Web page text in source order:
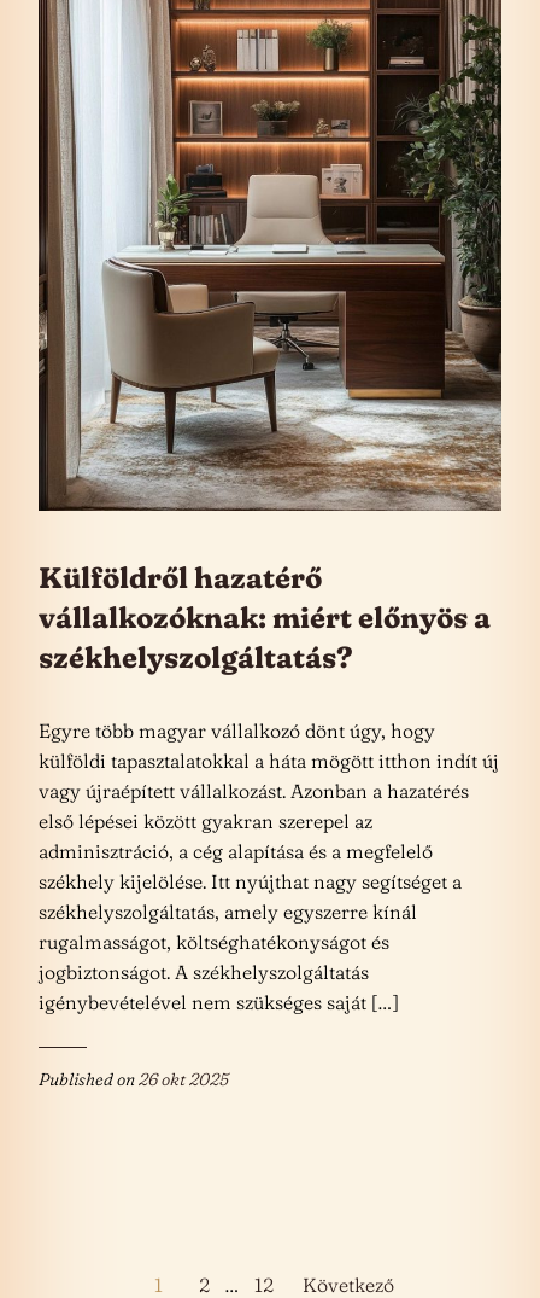
Külföldről hazatérő
vállalkozóknak: miért előnyös a
székhelyszolgáltatás?
Egyre több magyar vállalkozó dönt úgy, hogy
külföldi tapasztalatokkal a háta mögött itthon indít új
vagy újraépített vállalkozást. Azonban a hazatérés
első lépései között gyakran szerepel az
adminisztráció, a cég alapítása és a megfelelő
székhely kijelölése. Itt nyújthat nagy segítséget a
székhelyszolgáltatás, amely egyszerre kínál
rugalmasságot, költséghatékonyságot és
jogbiztonságot. A székhelyszolgáltatás
igénybevételével nem szükséges saját […]
Published on26 okt 2025
1 2 … 12 Következő